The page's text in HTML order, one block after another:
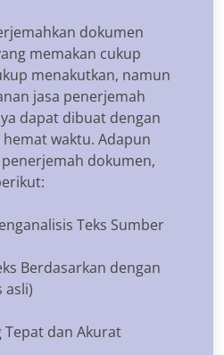
dokumen
memakan cukup
menakutkan, namun
jasa penerjemah
dapat dibuat dengan
waktu. Adapun
dokumen,
Teks Sumber
Berdasarkan dengan
asli)
Tepat dan Akurat